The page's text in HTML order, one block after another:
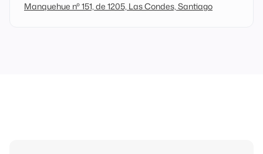
Manquehue nº 151, de 1205, Las Condes, Santiago